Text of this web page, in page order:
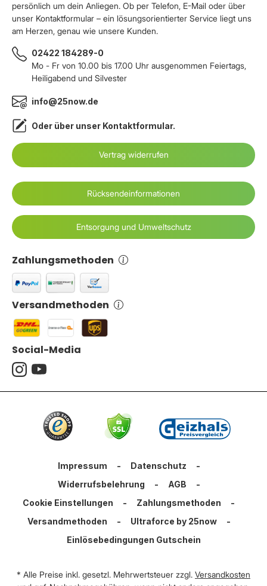
persönlich um dein Anliegen. Ob per Telefon, E-Mail oder über
unser Kontaktformular – ein lösungsorientierter Service liegt uns
am Herzen, genau wie unsere Kunden.
02422 184289-0
Mo - Fr von 10.00 bis 17.00 Uhr ausgenommen Feiertags,
Heiligabend und Silvester
info@25now.de
Oder über unser Kontaktformular.
Vertrag widerrufen
Zahlungsmethoden
Versandmethoden
Rücksendeinformationen
Entsorgung und Umweltschutz
Social-Media
Impressum - Datenschutz
-
Widerrufsbelehrung
- AGB
-
Cookie Einstellungen
- Zahlungsmethoden
-
Versandmethoden
- Ultraforce by 25now
-
Einlösebedingungen Gutschein
* Alle Preise inkl. gesetzl. Mehrwertsteuer zzgl. Versandkosten